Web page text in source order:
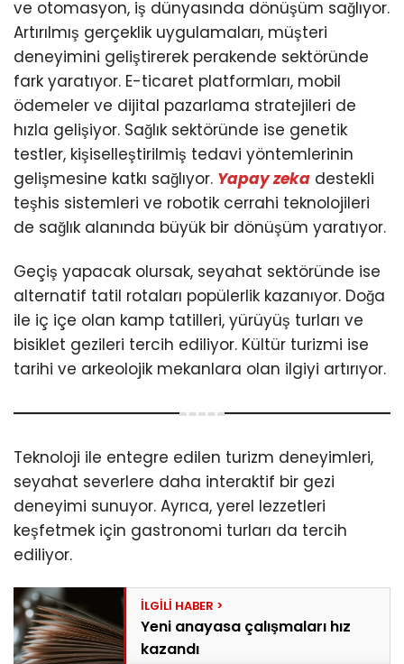
WhatsApp İhbar
Hattı
Facebook
Instagram
Youtube
ve otomasyon, iş dünyasında dönüşüm sağlıyor.
Artırılmış gerçeklik uygulamaları, müşteri
deneyimini geliştirerek perakende sektöründe
fark yaratıyor. E-ticaret platformları, mobil
ödemeler ve dijital pazarlama stratejileri de
hızla gelişiyor. Sağlık sektöründe ise genetik
testler, kişiselleştirilmiş tedavi yöntemlerinin
gelişmesine katkı sağlıyor. Yapay zeka destekli
teşhis sistemleri ve robotik cerrahi teknolojileri
de sağlık alanında büyük bir dönüşüm yaratıyor.
Geçiş yapacak olursak, seyahat sektöründe ise
alternatif tatil rotaları popülerlik kazanıyor. Doğa
ile iç içe olan kamp tatilleri, yürüyüş turları ve
bisiklet gezileri tercih ediliyor. Kültür turizmi ise
tarihi ve arkeolojik mekanlara olan ilgiyi artırıyor.
Teknoloji ile entegre edilen turizm deneyimleri,
seyahat severlere daha interaktif bir gezi
deneyimi sunuyor. Ayrıca, yerel lezzetleri
keşfetmek için gastronomi turları da tercih
ediliyor.
Yeni anayasa çalışmaları hız
kazandı